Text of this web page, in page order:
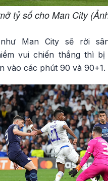
tỷ số cho Man City
Man City sẽ rời
vui chiến thắng thì bị
vào các phút 90 và 90+1.